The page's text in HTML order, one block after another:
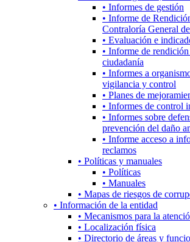
• Informes de gestión
• Informe de
Contraloría General
• Evaluación e
• Informe de
ciudadanía
• Informes a
vigilancia y control
• Planes de
• Informes de control
• Informes sobre
prevención del daño
• Informe acceso a
reclamos
• Políticas y manuales
• Políticas
• Manuales
• Mapas de riesgos de
• Información de la entidad
• Mecanismos para la
• Localización física
• Directorio de áreas y